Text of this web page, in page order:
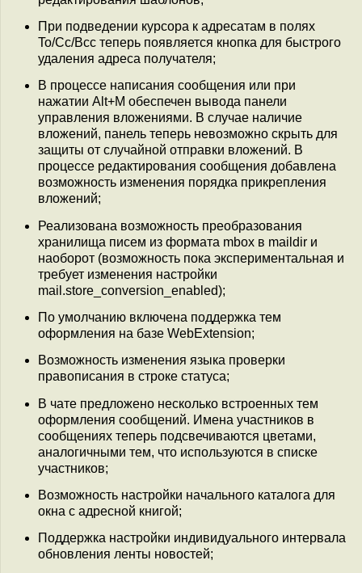
При подведении курсора к адресатам в полях
To/Cc/Bcc теперь появляется кнопка для быстрого
удаления адреса получателя;
В процессе написания сообщения или при
нажатии Alt+M обеспечен вывода панели
управления вложениями. В случае наличие
вложений, панель теперь невозможно скрыть для
защиты от случайной отправки вложений. В
процессе редактирования сообщения добавлена
возможность изменения порядка прикрепления
вложений;
Реализована возможность преобразования
хранилища писем из формата mbox в maildir и
наоборот (возможность пока экспериментальная и
требует изменения настройки
mail.store_conversion_enabled);
По умолчанию включена поддержка тем
оформления на базе WebExtension;
Возможность изменения языка проверки
правописания в строке статуса;
В чате предложено несколько встроенных тем
оформления сообщений. Имена участников в
сообщениях теперь подсвечиваются цветами,
аналогичными тем, что используются в списке
участников;
Возможность настройки начального каталога для
окна с адресной книгой;
Поддержка настройки индивидуального интервала
обновления ленты новостей;